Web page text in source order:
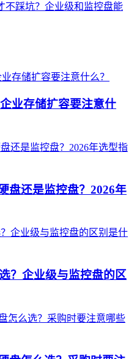
不踩坑？企业级和监控盘能
业存储扩容要注意什
盘还是监控盘？2026年
？企业级与监控盘的区